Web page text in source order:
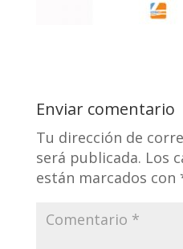
Enviar comentario
Tu dirección de
será publicada. Los
están marcados con